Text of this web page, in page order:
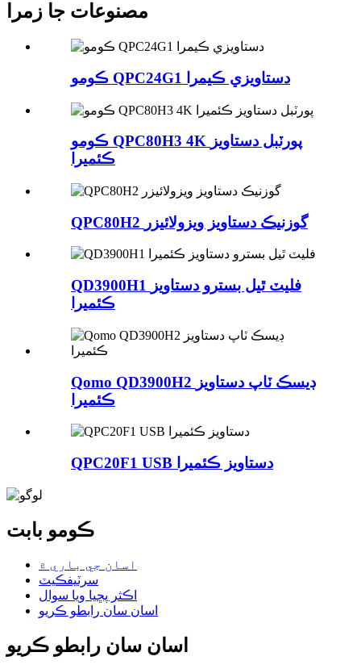
مصنوعات جا زمرا
ڪومو QPC24G1 دستاويزي ڪيمرا
ڪومو QPC80H3 4K پورٽبل دستاويز
ڪئميرا
QPC80H2 گوزنيڪ دستاويز ويزولائيزر
QD3900H1 فليٽ ٿيل بسترو دستاويز
ڪئميرا
Qomo QD3900H2 ڊيسڪ ٽاپ دستاويز
ڪئميرا
QPC20F1 USB دستاويز ڪئميرا
ڪومو بابت
اسان جي باري ۾
سرٽيفڪيٽ
اڪثر پڇيا ويا سوال
اسان سان رابطو ڪريو
اسان سان رابطو ڪريو